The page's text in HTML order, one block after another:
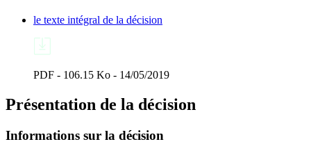
le texte intégral de la décision
PDF - 106.15 Ko - 14/05/2019
Présentation de la décision
Informations sur la décision